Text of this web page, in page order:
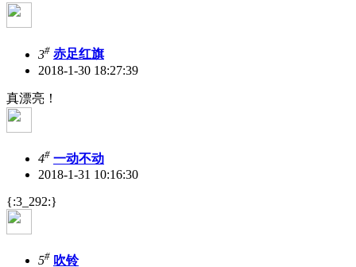
3# 赤足红旗
2018-1-30 18:27:39
真漂亮！
4# 一动不动
2018-1-31 10:16:30
{:3_292:}
5# 吹铃